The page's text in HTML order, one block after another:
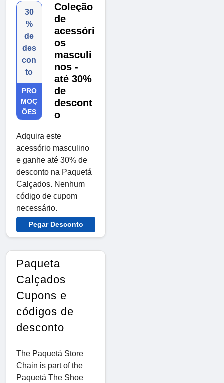
30
%
de
des
con
to
PRO
MOÇ
ÕES
Coleção
de
acessóri
os
masculi
nos -
até 30%
de
descont
o
Adquira este
acessório masculino
e ganhe até 30% de
desconto na Paquetá
Calçados. Nenhum
código de cupom
necessário.
Pegar Desconto
Paqueta
Calçados
Cupons e
códigos de
desconto
The Paquetá Store
Chain is part of the
Paquetá The Shoe